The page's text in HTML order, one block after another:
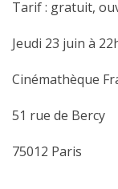
Tarif : gratuit,
Jeudi 23 juin à
Cinémathèque
51 rue de Bercy
75012 Paris